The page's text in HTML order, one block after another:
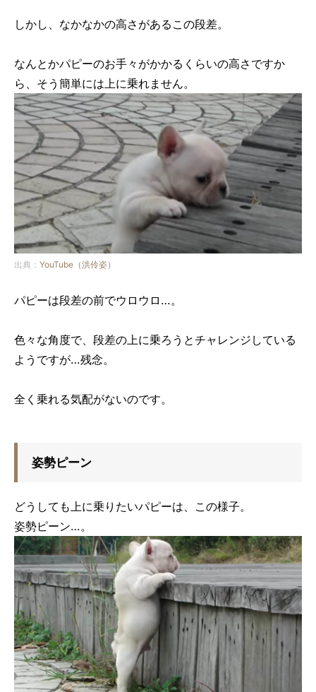
しかし、なかなかの高さがあるこの段差。
なんとかパピーのお手々がかかるくらいの高さですか
ら、そう簡単には上に乗れません。
出典： YouTube（洪伶姿）
パピーは段差の前でウロウロ…。
色々な角度で、段差の上に乗ろうとチャレンジしている
ようですが…残念。
全く乗れる気配がないのです。
姿勢ピーン
どうしても上に乗りたいパピーは、この様子。
姿勢ピーン…。